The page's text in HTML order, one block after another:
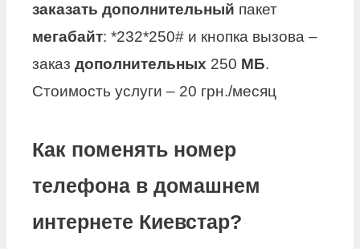
заказать дополнительный пакет
мегабайт: *232*250# и кнопка вызова –
заказ дополнительных 250 МБ.
Стоимость услуги – 20 грн./месяц
Как поменять номер
телефона в домашнем
интернете Киевстар?